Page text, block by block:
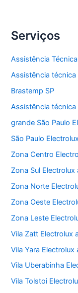
Electrolux
Serviços
Assistência
Assistência
Brastemp SP
Assistência técnica
grande São Paulo
São Paulo
Zona Centro
Zona Sul Electrolux
Zona Norte
Zona Oeste
Zona Leste
Vila Zatt Electrolux
Vila Yara Electrolux
Vila Uberabinha
Vila Tolstoi